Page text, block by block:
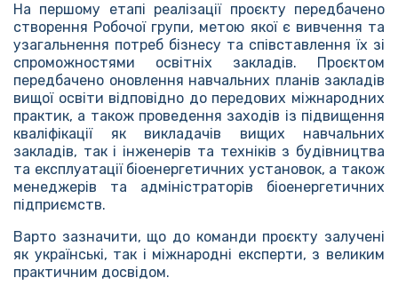
На першому етапі реалізації проєкту передбачено
створення Робочої групи, метою якої є вивчення та
узагальнення потреб бізнесу та співставлення їх зі
спроможностями освітніх закладів. Проєктом
передбачено оновлення навчальних планів закладів
вищої освіти відповідно до передових міжнародних
практик, а також проведення заходів із підвищення
кваліфікації як викладачів вищих навчальних
закладів, так і інженерів та техніків з будівництва
та експлуатації біоенергетичних установок, а також
менеджерів та адміністраторів біоенергетичних
підприємств.
Варто зазначити, що до команди проєкту залучені
як українські, так і міжнародні експерти, з великим
практичним досвідом.